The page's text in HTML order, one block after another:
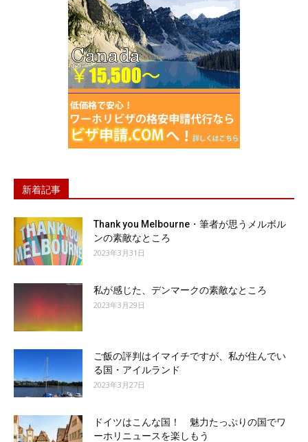
新着記事
Thank you Melbourne・筆者が思うメルボル
ンの素敵なところ
2023年3月31日
私が感じた、デンマークの素敵なところ
2023年3月29日
ご飯の評判はイマイチですが、私が住んでい
る国・アイルランド
2023年3月27日
ドイツはこんな国！ 魅力たっぷりの国でワ
ーホリニュースを楽しもう